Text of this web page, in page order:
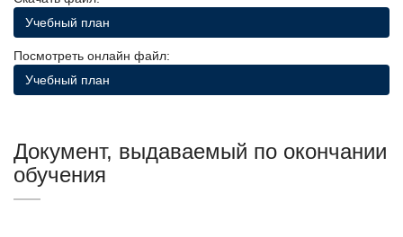
Учебный план
Посмотреть онлайн файл:
Учебный план
Документ, выдаваемый по окончании
обучения